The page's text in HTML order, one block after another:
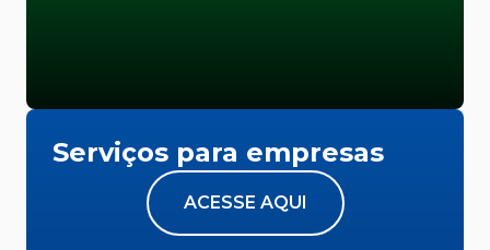
Serviços para empresas
ACESSE AQUI